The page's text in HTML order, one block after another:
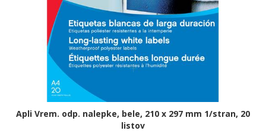
Apli Vrem. odp. nalepke, bele, 210 x 297 mm 1/stran, 20
listov